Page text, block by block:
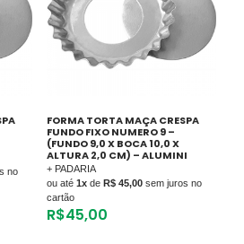
no
FORMA TORTA MAÇA CRESPA
FUNDO FIXO NUMERO 9 –
(FUNDO 9,0 X BOCA 10,0 X
ALTURA 2,0 CM) – ALUMINI
+ PADARIA
ou até 1xde R$ 45,00sem juros no
cartão
R$45,00